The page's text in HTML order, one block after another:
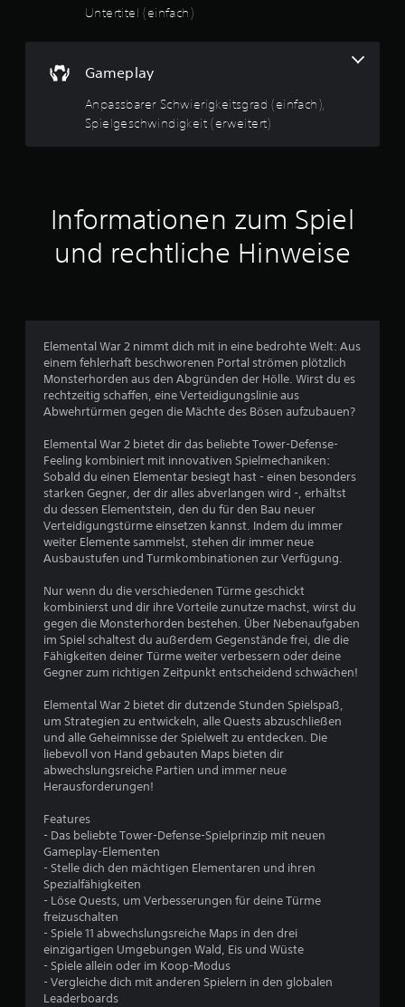
w
n
g
:
.
9
2
v
o
n
5
S
t
e
r
8
Untertitel (einfach)
Gameplay
Anpassbarer Schwierigkeitsgrad (einfach),
Spielgeschwindigkeit (erweitert)
n
t
i
G
e
s
n
d
i
i
t
d
e
s
S
p
i
e
l
s
i
n
s
g
e
s
a
m
t
a
b
s
e
n
k
e
n
.
Informationen zum Spiel
und rechtliche Hinweise
Elemental War 2 nimmt dich mit in eine bedrohte Welt: Aus
einem fehlerhaft beschworenen Portal strömen plötzlich
Monsterhorden aus den Abgründen der Hölle. Wirst du es
rechtzeitig schaffen, eine Verteidigungslinie aus
Abwehrtürmen gegen die Mächte des Bösen aufzubauen?
Elemental War 2 bietet dir das beliebte Tower-Defense-
Feeling kombiniert mit innovativen Spielmechaniken:
Sobald du einen Elementar besiegt hast - einen besonders
starken Gegner, der dir alles abverlangen wird -, erhältst
du dessen Elementstein, den du für den Bau neuer
Verteidigungstürme einsetzen kannst. Indem du immer
weiter Elemente sammelst, stehen dir immer neue
Ausbaustufen und Turmkombinationen zur Verfügung.
Nur wenn du die verschiedenen Türme geschickt
kombinierst und dir ihre Vorteile zunutze machst, wirst du
gegen die Monsterhorden bestehen. Über Nebenaufgaben
im Spiel schaltest du außerdem Gegenstände frei, die die
Fähigkeiten deiner Türme weiter verbessern oder deine
Gegner zum richtigen Zeitpunkt entscheidend schwächen!
Elemental War 2 bietet dir dutzende Stunden Spielspaß,
um Strategien zu entwickeln, alle Quests abzuschließen
und alle Geheimnisse der Spielwelt zu entdecken. Die
liebevoll von Hand gebauten Maps bieten dir
abwechslungsreiche Partien und immer neue
Herausforderungen!
Features
- Das beliebte Tower-Defense-Spielprinzip mit neuen
Gameplay-Elementen
- Stelle dich den mächtigen Elementaren und ihren
Spezialfähigkeiten
- Löse Quests, um Verbesserungen für deine Türme
freizuschalten
- Spiele 11 abwechslungsreiche Maps in den drei
einzigartigen Umgebungen Wald, Eis und Wüste
- Spiele allein oder im Koop-Modus
- Vergleiche dich mit anderen Spielern in den globalen
Leaderboards